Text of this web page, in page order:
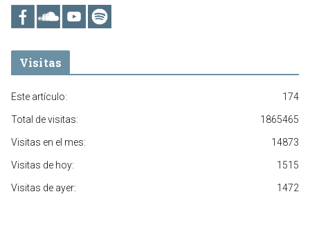
Visitas
174
Este artículo:
1865465
Total de visitas:
14873
Visitas en el mes:
1515
Visitas de hoy:
1472
Visitas de ayer: